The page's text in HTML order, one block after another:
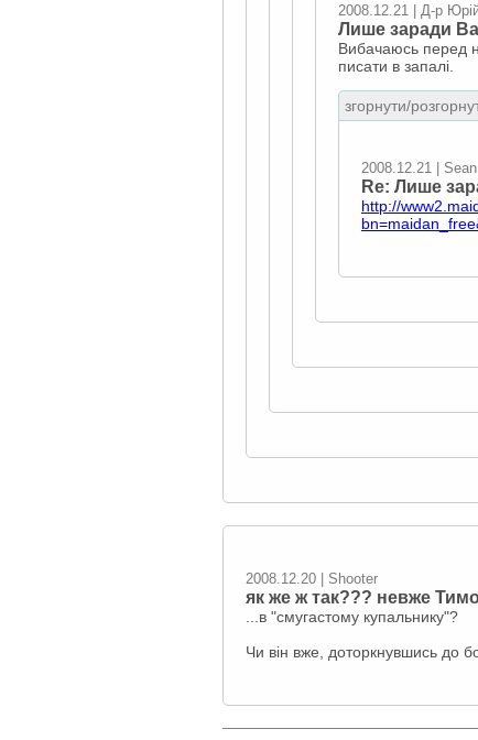
2008.12.21 | Д-р
Лише заради
Вибачаюсь перед
писати в запалі.
згорнути/
2008.12.21 | Sean
Re: Лише
http://
2008.12.20 | Shooter
як же ж так??? невже
...в "смугастому купальнику"?
Чи він вже, доторкнувшись до